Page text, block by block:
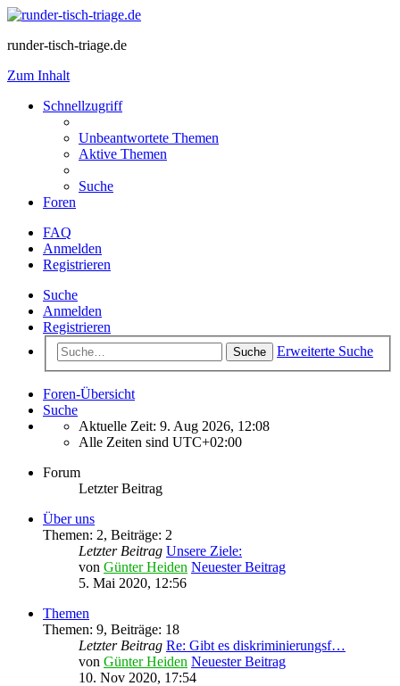
runder-tisch-triage.de
Zum Inhalt
Schnellzugriff
Unbeantwortete Themen
Aktive Themen
Suche
Foren
FAQ
Anmelden
Registrieren
Suche
Anmelden
Registrieren
Suche Erweiterte Suche
Foren-Übersicht
Suche
Aktuelle Zeit: 9. Aug 2026, 12:08
Alle Zeiten sind UTC+02:00
Forum
Letzter Beitrag
Über uns
Themen: 2, Beiträge: 2
Letzter Beitrag Unsere Ziele:
von Günter Heiden Neuester Beitrag
5. Mai 2020, 12:56
Themen
Themen: 9, Beiträge: 18
Letzter Beitrag Re: Gibt es diskriminierungsf…
von Günter Heiden Neuester Beitrag
10. Nov 2020, 17:54